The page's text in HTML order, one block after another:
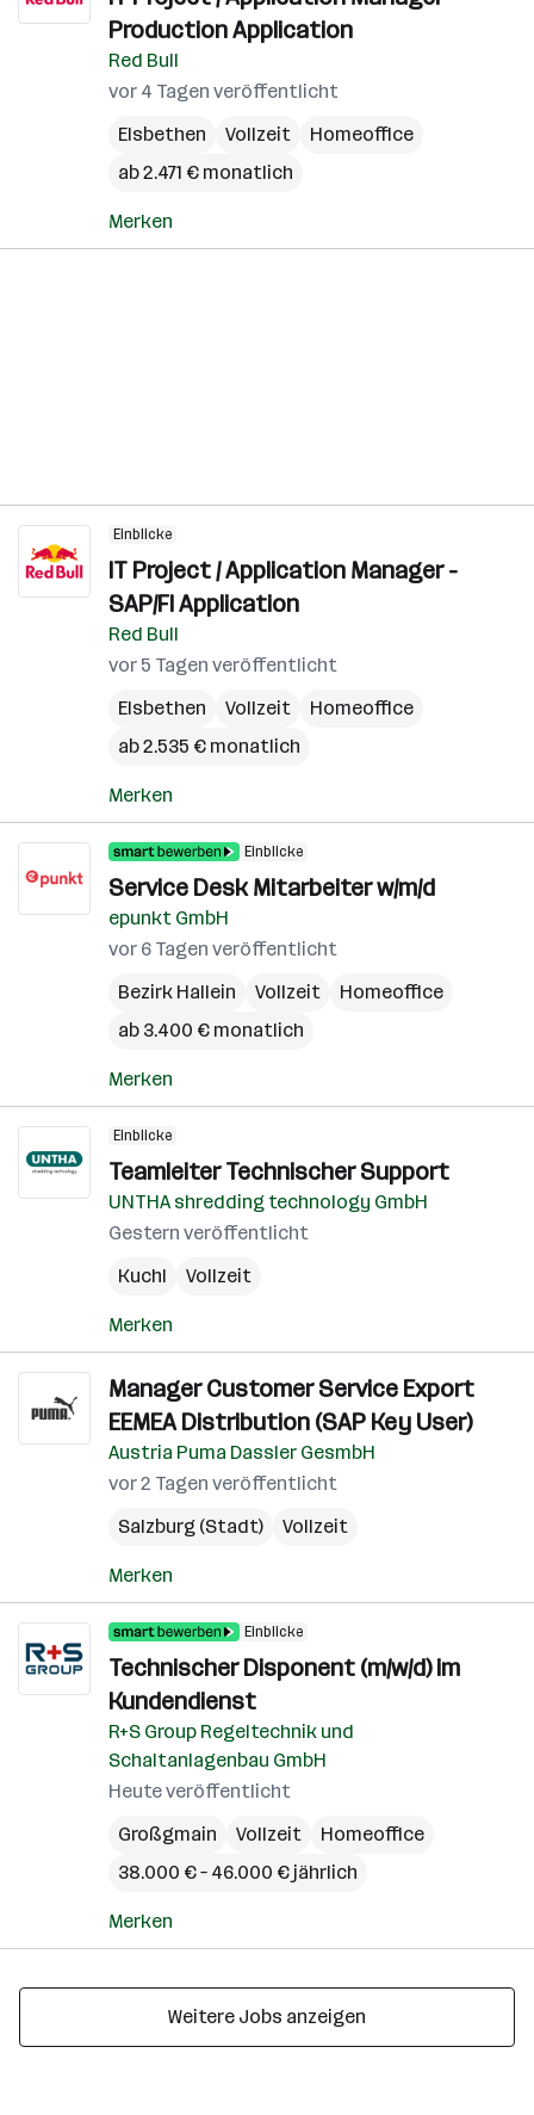
Production Application
Red Bull
vor 4 Tagen veröffentlicht
Elsbethen
Vollzeit
Homeoffice
ab 2.471 € monatlich
Merken
Einblicke
IT Project / Application Manager -
SAP/FI Application
Red Bull
vor 5 Tagen veröffentlicht
Elsbethen
Vollzeit
Homeoffice
ab 2.535 € monatlich
Merken
Einblicke
Service Desk Mitarbeiter w/m/d
epunkt GmbH
vor 6 Tagen veröffentlicht
Bezirk Hallein
Vollzeit
Homeoffice
ab 3.400 € monatlich
Merken
Einblicke
Teamleiter Technischer Support
UNTHA shredding technology GmbH
Gestern veröffentlicht
Kuchl
Vollzeit
Merken
Manager Customer Service Export
EEMEA Distribution (SAP Key User)
Austria Puma Dassler GesmbH
vor 2 Tagen veröffentlicht
Salzburg (Stadt)
Vollzeit
Merken
Einblicke
Technischer Disponent (m/w/d) im
Kundendienst
R+S Group Regeltechnik und
Schaltanlagenbau GmbH
Heute veröffentlicht
Großgmain
Vollzeit
Homeoffice
38.000 € – 46.000 € jährlich
Merken
Weitere Jobs anzeigen